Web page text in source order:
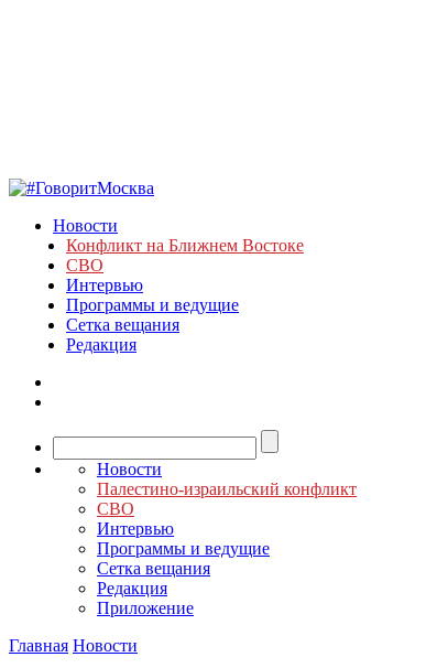
Новости
Конфликт на Ближнем Востоке
СВО
Интервью
Программы и ведущие
Сетка вещания
Редакция
Новости
Палестино-израильский конфликт
СВО
Интервью
Программы и ведущие
Сетка вещания
Редакция
Приложение
Главная Новости